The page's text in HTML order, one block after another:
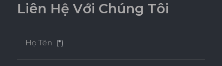
Liên Hệ Với Chúng Tôi
Họ Tên (*)